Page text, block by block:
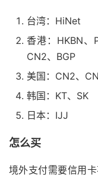
台湾：HiNet
香港：HKBN、
CN2、BGP
美国：CN2、
韩国：KT、SK
日本：IJJ
怎么买
境外支付需要信用